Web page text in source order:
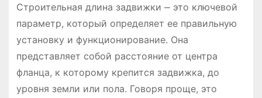
Строительная длина задвижки ⎼ это ключевой
параметр, который определяет ее правильную
установку и функционирование. Она
представляет собой расстояние от центра
фланца, к которому крепится задвижка, до
уровня земли или пола. Говоря проще, это